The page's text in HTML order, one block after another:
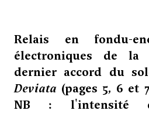
Relais en fondu-
électroniques de la
dernier accord du
Deviata (pages 5, 6 et
NB : l'intensité